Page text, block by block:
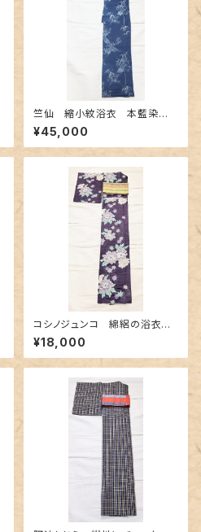
竺仙 縮小紋浴衣 本藍染
め〜長板中形の竹柄〜
¥45,000
コシノジュンコ 綿絽の浴衣
シックな紫色
¥18,000